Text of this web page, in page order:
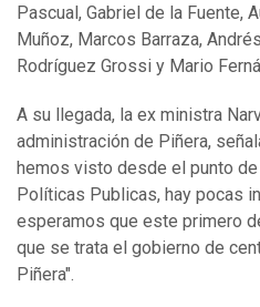
Pascual, Gabriel de la Fuente,
Muñoz, Marcos Barraza,
Rodríguez Grossi y Mario
A su llegada, la ex ministra
administración de Piñera,
hemos visto desde el punto
Políticas Publicas, hay pocas
esperamos que este primero
que se trata el gobierno de
Piñera".